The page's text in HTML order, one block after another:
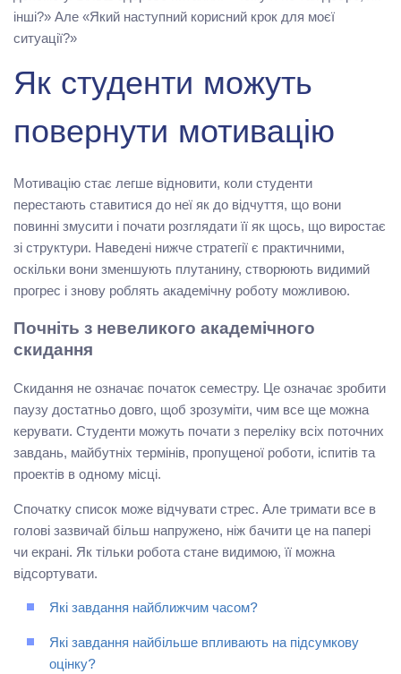
інші?» Але «Який наступний корисний крок для моєї
ситуації?»
Як студенти можуть
повернути мотивацію
Мотивацію стає легше відновити, коли студенти
перестають ставитися до неї як до відчуття, що вони
повинні змусити і почати розглядати її як щось, що виростає
зі структури. Наведені нижче стратегії є практичними,
оскільки вони зменшують плутанину, створюють видимий
прогрес і знову роблять академічну роботу можливою.
Почніть з невеликого академічного
скидання
Скидання не означає початок семестру. Це означає зробити
паузу достатньо довго, щоб зрозуміти, чим все ще можна
керувати. Студенти можуть почати з переліку всіх поточних
завдань, майбутніх термінів, пропущеної роботи, іспитів та
проектів в одному місці.
Спочатку список може відчувати стрес. Але тримати все в
голові зазвичай більш напружено, ніж бачити це на папері
чи екрані. Як тільки робота стане видимою, її можна
відсортувати.
Які завдання найближчим часом?
Які завдання найбільше впливають на підсумкову
оцінку?